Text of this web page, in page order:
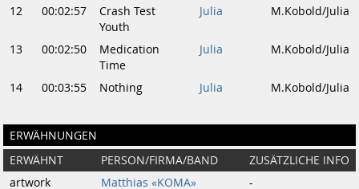
12
00:02:57
Crash Test
Youth
Julia M.Kobold/Julia
13 00:02:50
Medication
Time
Julia M.Kobold/Julia
14 00:03:55 Nothing Julia M.Kobold/Julia
ERWÄHNUNGEN
ERWÄHNT PERSON/FIRMA/BAND
ZUSÄTZLICHE INFO
artwork
Matthias «KOMA» -